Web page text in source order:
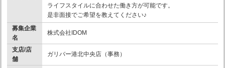
ライフスタイルに合わせた働き方が可能です。
是非面接でご希望を教えてください♪
募集企業
名
株式会社IDOM
支店/店
舗
ガリバー港北中央店（事務）